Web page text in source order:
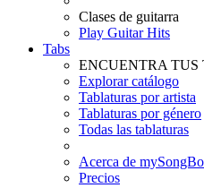
Clases de guitarra
Play Guitar Hits
Tabs
ENCUENTRA TUS
Explorar catálogo
Tablaturas por artista
Tablaturas por género
Todas las tablaturas
Acerca de
Precios